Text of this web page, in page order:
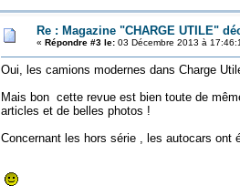
Re : Magazine "CHARGE UTILE"
« Répondre #3 le:03 Décembre 2013 à
Oui, les camions modernes dans Charge
Mais bon cette revue est bien toute de
articles et de belles photos !
Concernant les hors série , les autocars ont